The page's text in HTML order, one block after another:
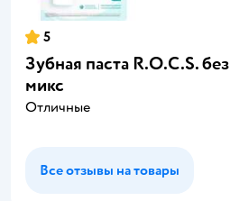
5
Зубная паста R.O.C.S.
микс
Отличные
Все отзывы на товары